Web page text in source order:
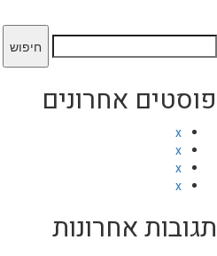
חיפוש:
פוסטים אחרונים
x
x
x
x
תגובות אחרונות